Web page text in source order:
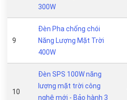
300W
9
Đèn Pha chống chói
Năng Lượng Mặt Trời
400W
10
Đèn SPS 100W năng
lượng mặt trời công
nghệ mới - Bảo hành 3